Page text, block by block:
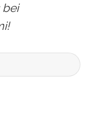
bei